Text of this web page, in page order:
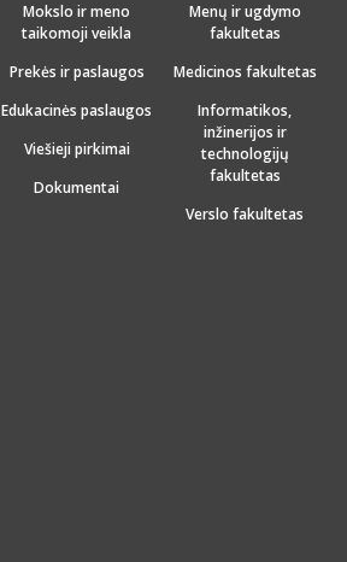
Mokslo ir meno
taikomoji veikla
Prekės ir paslaugos
Edukacinės paslaugos
Viešieji pirkimai
Dokumentai
Menų ir ugdymo
fakultetas
Medicinos fakultetas
Informatikos,
inžinerijos ir
technologijų
fakultetas
Verslo fakultetas